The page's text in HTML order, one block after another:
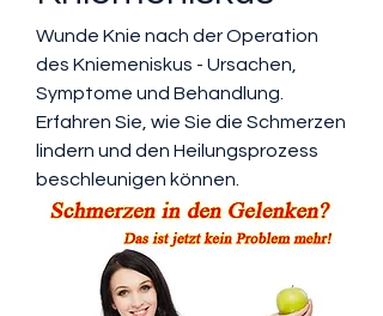
Wunde Knie nach der Operation
des Kniemeniskus - Ursachen,
Symptome und Behandlung.
Erfahren Sie, wie Sie die Schmerzen
lindern und den Heilungsprozess
beschleunigen können.